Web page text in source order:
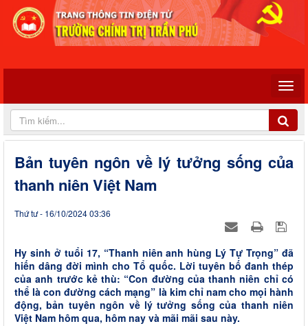
Bản tuyên ngôn về lý tưởng sống của
thanh niên Việt Nam
Thứ tư - 16/10/2024 03:36
Hy sinh ở tuổi 17, “Thanh niên anh hùng Lý Tự Trọng” đã
hiến dâng đời mình cho Tổ quốc. Lời tuyên bố đanh thép
của anh trước kẻ thù: “Con đường của thanh niên chỉ có
thể là con đường cách mạng” là kim chỉ nam cho mọi hành
động, bản tuyên ngôn về lý tưởng sống của thanh niên
Việt Nam hôm qua, hôm nay và mãi mãi sau này.